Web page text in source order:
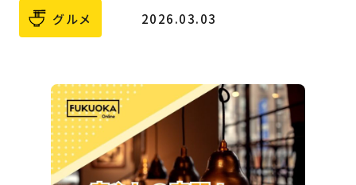
グルメ 2026.03.03